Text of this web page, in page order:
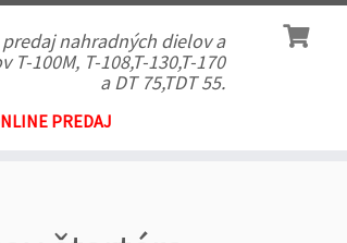
nahradných dielov a
100M, T-108,T-130,T-170
a DT 75,TDT 55.
PREDAJ